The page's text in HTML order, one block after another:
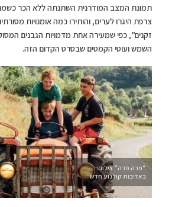
תמונת המצב המודרנית השתנתה ללא הכר
צרפת היגרו לערים, והותירו כמה אומנויות
זקנים”, כפי שמעירה אחת מדמויות הגבנים
השמש ועוטי הקמטים שבסרט הקדום הזה.
“פרה פרה” צילום:
באדיבות קולנוע חדש